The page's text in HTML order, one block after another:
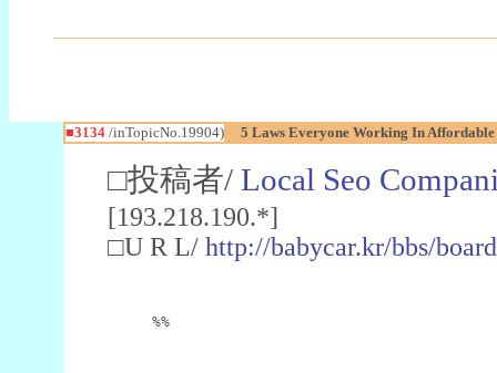
■3134/inTopicNo.19904) 5 Laws Everyone Working In
□投稿者/ Local Seo
[193.218.190.*]
□U R L/ http://babycar.kr/bbs/
%%